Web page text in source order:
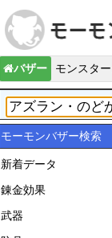
バザー モンスタ
モーモンバザー検索
新着データ
錬金効果
武器